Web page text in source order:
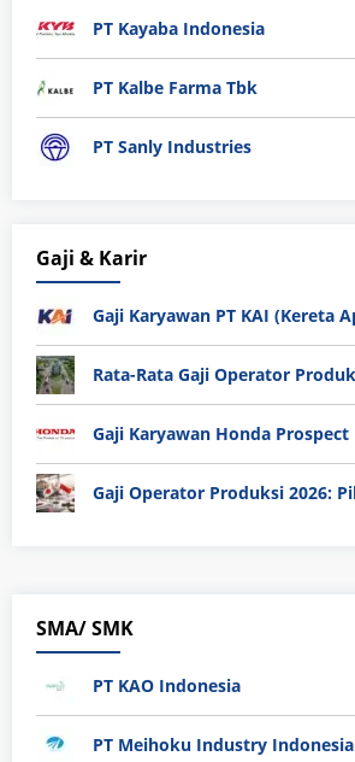
PT Kayaba Indonesia
PT Kalbe Farma Tbk
PT Sanly Industries
Gaji & Karir
SMA/ SMK
PT KAO Indonesia
PT Meihoku Industry Indonesia